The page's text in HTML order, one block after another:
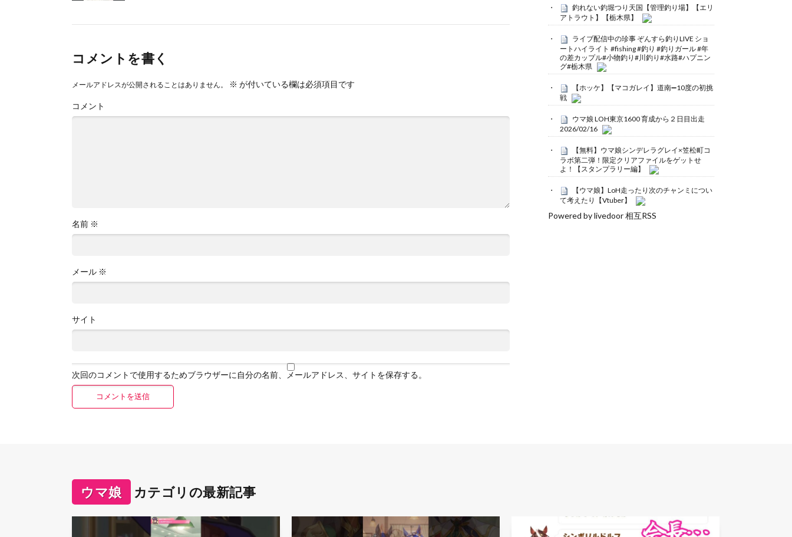
コメントを書く
メールアドレスが公開されることはありません。 ※ が付いている欄は必須項目です
コメント
名前 ※
メール ※
サイト
次回のコメントで使用するためブラウザーに自分の名前、メールアドレス、サイトを保存する。
釣れない釣堀つり天国【管理釣り場】【エリ
アトラウト】【栃木県】
ライブ配信中の珍事 ぞんすら釣りLIVE ショ
ートハイライト #fishing #釣り #釣りガール #年
の差カップル#小物釣り#川釣り#水路#ハプニン
グ#栃木県
【ホッケ】【マコガレイ】道南➖10度の初挑
戦
ウマ娘 LOH東京1600 育成から２日目出走
2026/02/16
【無料】ウマ娘シンデレラグレイ×笠松町コ
ラボ第二弾！限定クリアファイルをゲットせ
よ！【スタンプラリー編】
【ウマ娘】LoH走ったり次のチャンミについ
て考えたり【Vtuber】
Powered by livedoor 相互RSS
ウマ娘 カテゴリの最新記事